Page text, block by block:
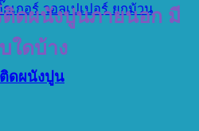
เกอร์ วอลเปเปอร์ ยกม้วน
ดผนังปูน
ติดผนังปูนภายนอก มี
ใดบ้าง